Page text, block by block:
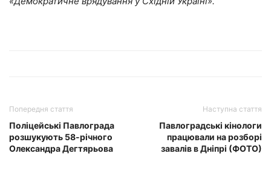
Попередня стаття
Поліцейські Павлограда
розшукують 58-річного
Олександра Дегтярьова
Наступна стаття
Павлоградські кінологи
працювали на розборі
завалів в Дніпрі (ФОТО)